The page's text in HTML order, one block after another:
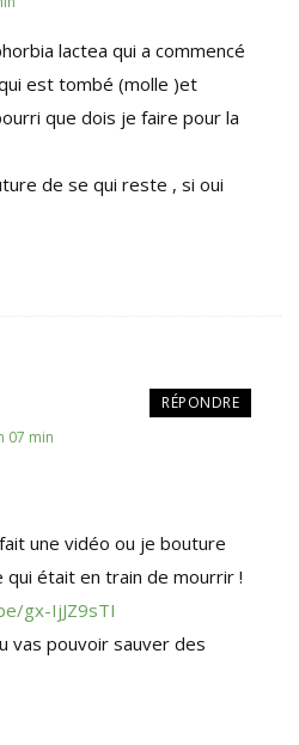
lactea qui a commencé
est tombé (molle )et
que dois je faire pour la
de se qui reste , si oui
RÉPONDRE
07 min
une vidéo ou je bouture
qui était en train de mourrir !
gx-IjJZ9sTI
vas pouvoir sauver des